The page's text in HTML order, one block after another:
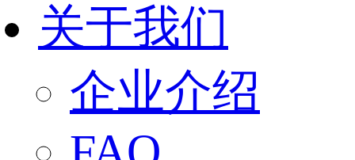
关于我们
企业介绍